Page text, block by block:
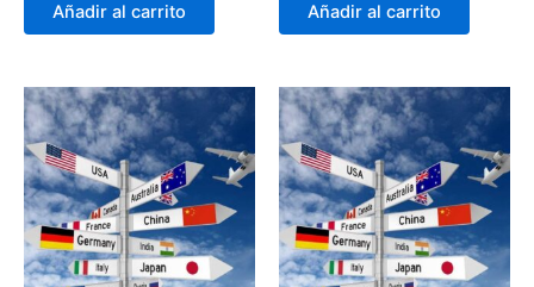
Añadir al carrito Añadir al carrito